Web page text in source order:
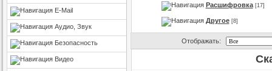
E-Mail
Аудио, Звук
Безопасность
Видео
Расшифровка [17]
Другое [8]
Отображать: